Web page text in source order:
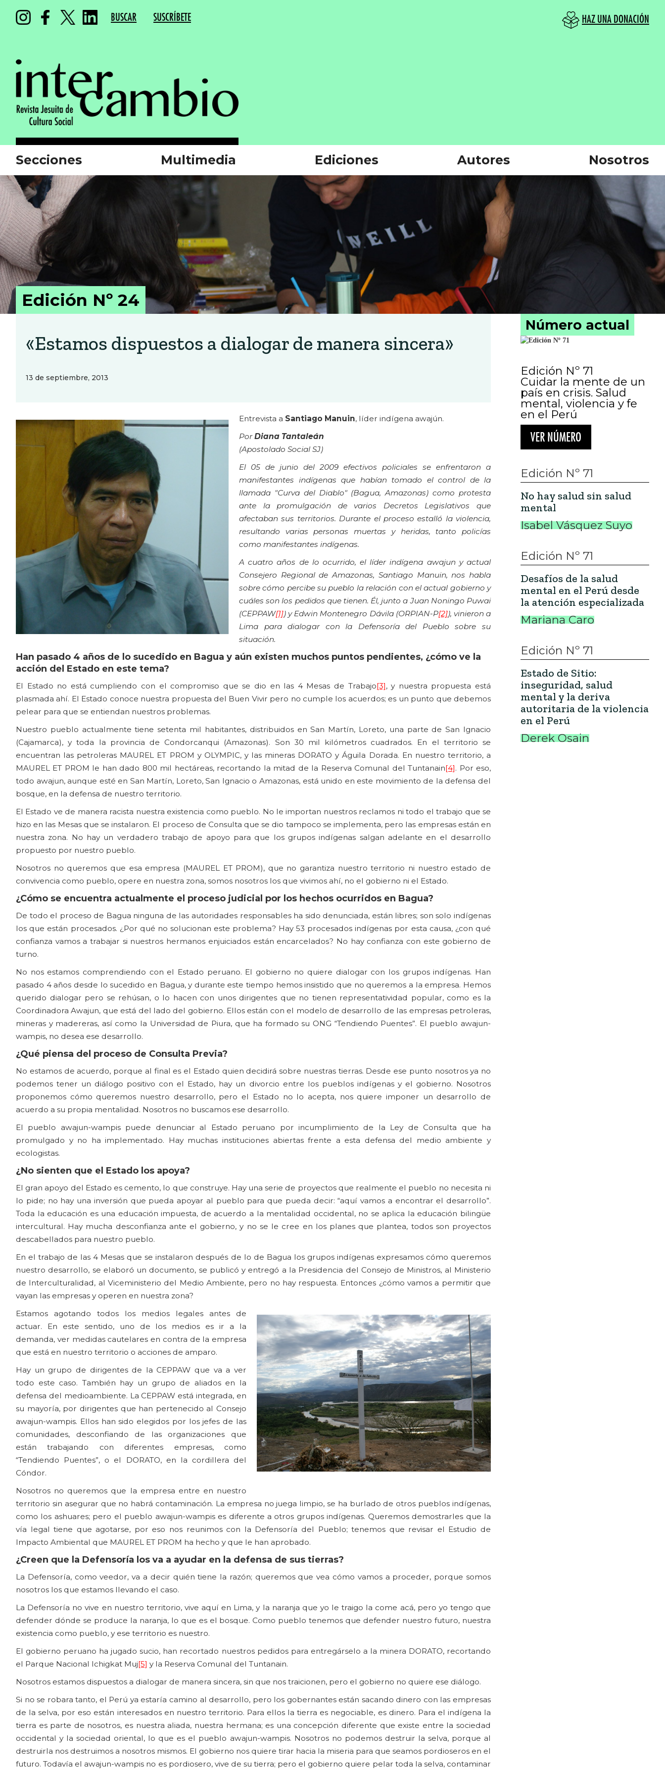
BUSCAR SUSCRÍBETE HAZ UNA DONACIÓN
Secciones Multimedia Ediciones Autores Nosotros
Edición Nº 24
«Estamos dispuestos a dialogar de manera sincera»
13 de septiembre, 2013
Entrevista a Santiago Manuin, líder indígena awajún.
PorDiana Tantaleán
(Apostolado Social SJ)
El 05 de junio del 2009 efectivos policiales se enfrentaron a
manifestantes indígenas que habían tomado el control de la
llamada "Curva del Diablo" (Bagua, Amazonas) como protesta
ante la promulgación de varios Decretos Legislativos que
afectaban sus territorios. Durante el proceso estalló la violencia,
resultando varias personas muertas y heridas, tanto policías
como manifestantes indígenas.
A cuatro años de lo ocurrido, el líder indígena awajun y actual
Consejero Regional de Amazonas, Santiago Manuin, nos habla
sobre cómo percibe su pueblo la relación con el actual gobierno y
cuáles son los pedidos que tienen. Él, junto a Juan Noningo Puwai
(CEPPAW[1]) y Edwin Montenegro Dávila (ORPIAN-P[2]), vinieron a
Lima para dialogar con la Defensoría del Pueblo sobre su
situación.
Han pasado 4 años de lo sucedido en Bagua y aún existen muchos puntos pendientes, ¿cómo ve la
acción del Estado en este tema?
El Estado no está cumpliendo con el compromiso que se dio en las 4 Mesas de Trabajo[3], y nuestra propuesta está
plasmada ahí. El Estado conoce nuestra propuesta del Buen Vivir pero no cumple los acuerdos; es un punto que debemos
pelear para que se entiendan nuestros problemas.
Nuestro pueblo actualmente tiene setenta mil habitantes, distribuidos en San Martín, Loreto, una parte de San Ignacio
(Cajamarca), y toda la provincia de Condorcanqui (Amazonas). Son 30 mil kilómetros cuadrados. En el territorio se
encuentran las petroleras MAUREL ET PROM y OLYMPIC, y las mineras DORATO y Águila Dorada. En nuestro territorio, a
MAUREL ET PROM le han dado 800 mil hectáreas, recortando la mitad de la Reserva Comunal del Tuntanain[4]. Por eso,
todo awajun, aunque esté en San Martín, Loreto, San Ignacio o Amazonas, está unido en este movimiento de la defensa del
bosque, en la defensa de nuestro territorio.
El Estado ve de manera racista nuestra existencia como pueblo. No le importan nuestros reclamos ni todo el trabajo que se
hizo en las Mesas que se instalaron. El proceso de Consulta que se dio tampoco se implementa, pero las empresas están en
nuestra zona. No hay un verdadero trabajo de apoyo para que los grupos indígenas salgan adelante en el desarrollo
propuesto por nuestro pueblo.
Nosotros no queremos que esa empresa (MAUREL ET PROM), que no garantiza nuestro territorio ni nuestro estado de
convivencia como pueblo, opere en nuestra zona, somos nosotros los que vivimos ahí, no el gobierno ni el Estado.
¿Cómo se encuentra actualmente el proceso judicial por los hechos ocurridos en Bagua?
De todo el proceso de Bagua ninguna de las autoridades responsables ha sido denunciada, están libres; son solo indígenas
los que están procesados. ¿Por qué no solucionan este problema? Hay 53 procesados indígenas por esta causa, ¿con qué
confianza vamos a trabajar si nuestros hermanos enjuiciados están encarcelados? No hay confianza con este gobierno de
turno.
No nos estamos comprendiendo con el Estado peruano. El gobierno no quiere dialogar con los grupos indígenas. Han
pasado 4 años desde lo sucedido en Bagua, y durante este tiempo hemos insistido que no queremos a la empresa. Hemos
querido dialogar pero se rehúsan, o lo hacen con unos dirigentes que no tienen representatividad popular, como es la
Coordinadora Awajun, que está del lado del gobierno. Ellos están con el modelo de desarrollo de las empresas petroleras,
mineras y madereras, así como la Universidad de Piura, que ha formado su ONG “Tendiendo Puentes”. El pueblo awajun-
wampis, no desea ese desarrollo.
¿Qué piensa del proceso de Consulta Previa?
No estamos de acuerdo, porque al final es el Estado quien decidirá sobre nuestras tierras. Desde ese punto nosotros ya no
podemos tener un diálogo positivo con el Estado, hay un divorcio entre los pueblos indígenas y el gobierno. Nosotros
proponemos cómo queremos nuestro desarrollo, pero el Estado no lo acepta, nos quiere imponer un desarrollo de
acuerdo a su propia mentalidad. Nosotros no buscamos ese desarrollo.
El pueblo awajun-wampis puede denunciar al Estado peruano por incumplimiento de la Ley de Consulta que ha
promulgado y no ha implementado. Hay muchas instituciones abiertas frente a esta defensa del medio ambiente y
ecologistas.
¿No sienten que el Estado los apoya?
El gran apoyo del Estado es cemento, lo que construye. Hay una serie de proyectos que realmente el pueblo no necesita ni
lo pide; no hay una inversión que pueda apoyar al pueblo para que pueda decir: “aquí vamos a encontrar el desarrollo”.
Toda la educación es una educación impuesta, de acuerdo a la mentalidad occidental, no se aplica la educación bilingüe
intercultural. Hay mucha desconfianza ante el gobierno, y no se le cree en los planes que plantea, todos son proyectos
descabellados para nuestro pueblo.
En el trabajo de las 4 Mesas que se instalaron después de lo de Bagua los grupos indígenas expresamos cómo queremos
nuestro desarrollo, se elaboró un documento, se publicó y entregó a la Presidencia del Consejo de Ministros, al Ministerio
de Interculturalidad, al Viceministerio del Medio Ambiente, pero no hay respuesta. Entonces ¿cómo vamos a permitir que
vayan las empresas y operen en nuestra zona?
Estamos agotando todos los medios legales antes de
actuar. En este sentido, uno de los medios es ir a la
demanda, ver medidas cautelares en contra de la empresa
que está en nuestro territorio o acciones de amparo.
Hay un grupo de dirigentes de la CEPPAW que va a ver
todo este caso. También hay un grupo de aliados en la
defensa del medioambiente. La CEPPAW está integrada, en
su mayoría, por dirigentes que han pertenecido al Consejo
awajun-wampis. Ellos han sido elegidos por los jefes de las
comunidades, desconfiando de las organizaciones que
están trabajando con diferentes empresas, como
“Tendiendo Puentes”, o el DORATO, en la cordillera del
Cóndor.
Nosotros no queremos que la empresa entre en nuestro
territorio sin asegurar que no habrá contaminación. La empresa no juega limpio, se ha burlado de otros pueblos indígenas,
como los ashuares; pero el pueblo awajun-wampis es diferente a otros grupos indígenas. Queremos demostrarles que la
vía legal tiene que agotarse, por eso nos reunimos con la Defensoría del Pueblo; tenemos que revisar el Estudio de
Impacto Ambiental que MAUREL ET PROM ha hecho y que le han aprobado.
¿Creen que la Defensoría los va a ayudar en la defensa de sus tierras?
La Defensoría, como veedor, va a decir quién tiene la razón; queremos que vea cómo vamos a proceder, porque somos
nosotros los que estamos llevando el caso.
La Defensoría no vive en nuestro territorio, vive aquí en Lima, y la naranja que yo le traigo la come acá, pero yo tengo que
defender dónde se produce la naranja, lo que es el bosque. Como pueblo tenemos que defender nuestro futuro, nuestra
existencia como pueblo, y ese territorio es nuestro.
El gobierno peruano ha jugado sucio, han recortado nuestros pedidos para entregárselo a la minera DORATO, recortando
el Parque Nacional Ichigkat Muj[5] y la Reserva Comunal del Tuntanain.
Nosotros estamos dispuestos a dialogar de manera sincera, sin que nos traicionen, pero el gobierno no quiere ese diálogo.
Si no se robara tanto, el Perú ya estaría camino al desarrollo, pero los gobernantes están sacando dinero con las empresas
de la selva, por eso están interesados en nuestro territorio. Para ellos la tierra es negociable, es dinero. Para el indígena la
tierra es parte de nosotros, es nuestra aliada, nuestra hermana; es una concepción diferente que existe entre la sociedad
occidental y la sociedad oriental, lo que es el pueblo awajun-wampis. Nosotros no podemos destruir la selva, porque al
destruirla nos destruimos a nosotros mismos. El gobierno nos quiere tirar hacia la miseria para que seamos pordioseros en el
futuro. Todavía el awajun-wampis no es pordiosero, vive de su tierra; pero el gobierno quiere pelar toda la selva, contaminar
Número actual
Edición Nº 71
Cuidar la mente de un
país en crisis. Salud
mental, violencia y fe
en el Perú
VER NÚMERO
Edición Nº 71
No hay salud sin salud
mental
Isabel Vásquez Suyo
Edición Nº 71
Desafíos de la salud
mental en el Perú desde
la atención especializada
Mariana Caro
Edición Nº 71
Estado de Sitio:
inseguridad, salud
mental y la deriva
autoritaria de la violencia
en el Perú
Derek Osain